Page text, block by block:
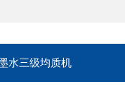
水三级均质机